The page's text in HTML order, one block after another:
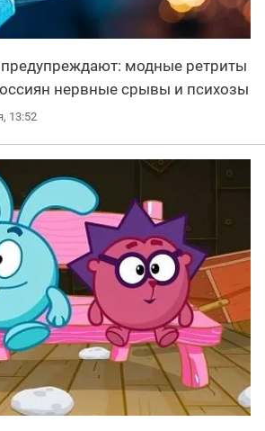
модные ретриты
нервные срывы и психозы
13:52